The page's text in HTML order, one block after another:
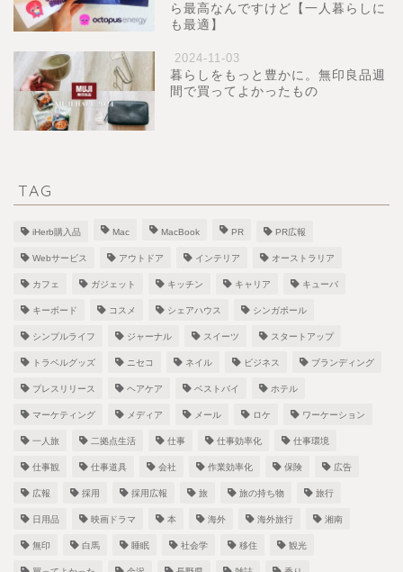
ら最高なんですけど【一人暮らしに
も最適】
2024-11-03
暮らしをもっと豊かに。無印良品週
間で買ってよかったもの
TAG
iHerb購入品 Mac MacBook PR PR広報
Webサービス アウトドア インテリア オーストラリア
カフェ ガジェット キッチン キャリア キューバ
キーボード コスメ シェアハウス シンガポール
シンプルライフ ジャーナル スイーツ スタートアップ
トラベルグッズ ニセコ ネイル ビジネス ブランディング
プレスリリース ヘアケア ベストバイ ホテル
マーケティング メディア メール ロケ ワーケーション
一人旅 二拠点生活 仕事 仕事効率化 仕事環境
仕事観 仕事道具 会社 作業効率化 保険 広告
広報 採用 採用広報 旅 旅の持ち物 旅行
日用品 映画ドラマ 本 海外 海外旅行 湘南
無印 白馬 睡眠 社会学 移住 観光